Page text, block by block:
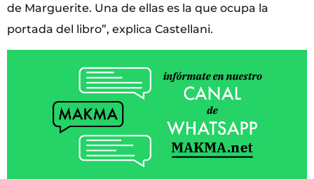
de Marguerite. Una de ellas es la que ocupa la
portada del libro”, explica Castellani.